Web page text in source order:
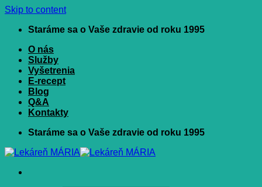
Skip to content
Staráme sa o Vaše zdravie od roku 1995
O nás
Služby
Vyšetrenia
E-recept
Blog
Q&A
Kontakty
Staráme sa o Vaše zdravie od roku 1995